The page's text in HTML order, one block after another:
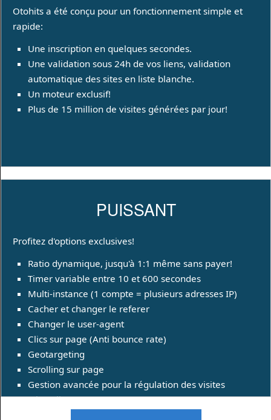
Otohits a été conçu pour un fonctionnement simple et
rapide:
Une inscription en quelques secondes.
Une validation sous 24h de vos liens, validation
automatique des sites en liste blanche.
Un moteur exclusif!
Plus de 15 million de visites générées par jour!
PUISSANT
Profitez d'options exclusives!
Ratio dynamique, jusqu'à 1:1 même sans payer!
Timer variable entre 10 et 600 secondes
Multi-instance (1 compte = plusieurs adresses IP)
Cacher et changer le referer
Changer le user-agent
Clics sur page (Anti bounce rate)
Geotargeting
Scrolling sur page
Gestion avancée pour la régulation des visites
(Throttling)